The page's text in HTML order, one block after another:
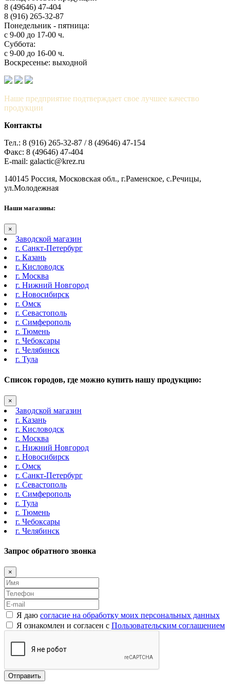
8 (49646) 47-404
8 (916) 265-32-87
Понедельник - пятница:
с 9-00 до 17-00 ч.
Суббота:
с 9-00 до 16-00 ч.
Воскресенье: выходной
Наше предприятие подтверждает свое лучшее качество
продукции
Контакты
Тел.: 8 (916) 265-32-87 / 8 (49646) 47-154
Факс: 8 (49646) 47-404
E-mail: galactic@krez.ru
140145 Россия, Московская обл., г.Раменское, с.Речицы,
ул.Молодежная
Наши магазины:
×
Заводской магазин
г. Санкт-Петербург
г. Казань
г. Кисловодск
г. Москва
г. Нижний Новгород
г. Новосибирск
г. Омск
г. Севастополь
г. Симферополь
г. Тюмень
г. Чебоксары
г. Челябинск
г. Тула
Список городов, где можно купить нашу продукцию:
×
Заводской магазин
г. Казань
г. Кисловодск
г. Москва
г. Нижний Новгород
г. Новосибирск
г. Омск
г. Санкт-Петербург
г. Севастополь
г. Симферополь
г. Тула
г. Тюмень
г. Чебоксары
г. Челябинск
Запрос обратного звонка
×
Я даю согласие на обработку моих персональных данных
Я ознакомлен и согласен с Пользовательским соглашением
Отправить